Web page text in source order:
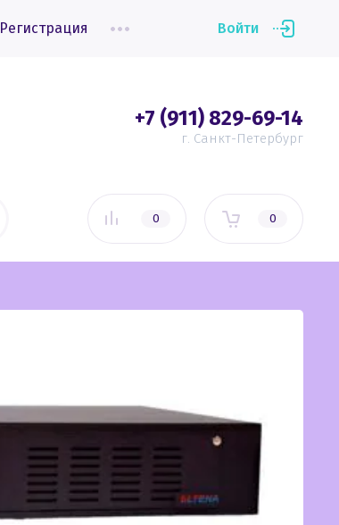
Регистрация Войти
+7 (911) 829-69-14
г. Санкт-Петербург
0 0